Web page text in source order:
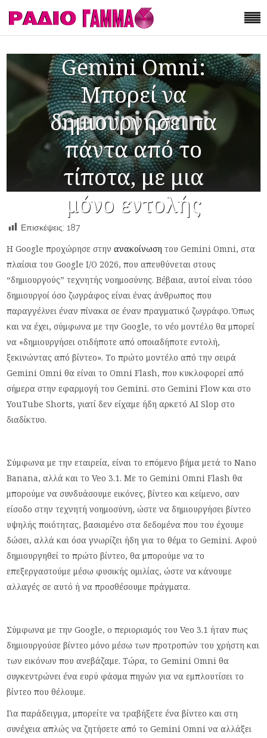
Gemini Omni:
Μπορεί να
δημιουργήσει τα
πάντα από το
τίποτα, με μια
μόνο εντολής
Επισκέψεις: 187
Η Google προχώρησε στηνανακοίνωση του Gemini Omni, στα
πλαίσια του Google I/O 2026, που απευθύνεται στους
“δημιουργούς” τεχνητής νοημοσύνης. Βέβαια, αυτοί είναι τόσο
δημιουργοί όσο ζωγράφος είναι ένας άνθρωπος που
παραγγέλνει έναν πίνακα σε έναν πραγματικό ζωγράφο. Όπως
και να έχει, σύμφωνα με την Google, το νέο μοντέλο θα μπορεί
να «δημιουργήσει οτιδήποτε από οποιαδήποτε εντολή,
ξεκινώντας από βίντεο». Το πρώτο μοντέλο από την σειρά
Gemini Omni θα είναι το Omni Flash, που κυκλοφορεί από
σήμερα στην εφαρμογή του Gemini. στο Gemini Flow και στο
YouTube Shorts, γιατί δεν είχαμε ήδη αρκετό AI Slop στο
διαδίκτυο.
Σύμφωνα με την εταιρεία, είναι το επόμενο βήμα μετά το Nano
Banana, αλλά και το Veo 3.1. Με το Gemini Omni Flash θα
μπορούμε να συνδυάσουμε εικόνες, βίντεο και κείμενο, σαν
είσοδο στην τεχνητή νοημοσύνη, ώστε να δημιουργήσει βίντεο
υψηλής ποιότητας, βασισμένο στα δεδομένα που του έχουμε
δώσει, αλλά και όσα γνωρίζει ήδη για το θέμα το Gemini. Αφού
δημιουργηθεί το πρώτο βίντεο, θα μπορούμε να το
επεξεργαστούμε μέσω φυσικής ομιλίας, ώστε να κάνουμε
αλλαγές σε αυτό ή να προσθέσουμε πράγματα.
Σύμφωνα με την Google, ο περιορισμός του Veo 3.1 ήταν πως
δημιουργούσε βίντεο μόνο μέσω των προτροπών του χρήστη και
των εικόνων που ανεβάζαμε. Τώρα, το Gemini Omni θα
συγκεντρώνει ένα ευρύ φάσμα πηγών για να εμπλουτίσει το
βίντεο που θέλουμε.
Για παράδειγμα, μπορείτε να τραβήξετε ένα βίντεο και στη
συνέχεια απλώς να ζητήσετε από το Gemini Omni να αλλάξει